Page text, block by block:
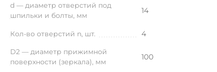
d — диаметр отверстий под
шпильки и болты, мм
14
Кол-во отверстий n, шт. 4
D2 — диаметр прижимной
поверхности (зеркала), мм
100